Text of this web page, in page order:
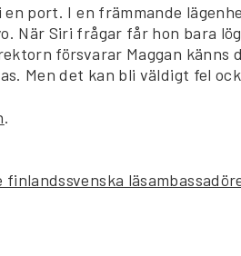
en port. I en främmande
När Siri frågar får hon bara
försvarar Maggan känns
Men det kan bli väldigt fel
.
finlandssvenska